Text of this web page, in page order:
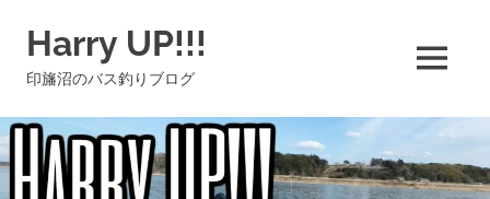
ツ
へ
ス
Harry UP!!!
印旛沼のバス釣りブログ MENU